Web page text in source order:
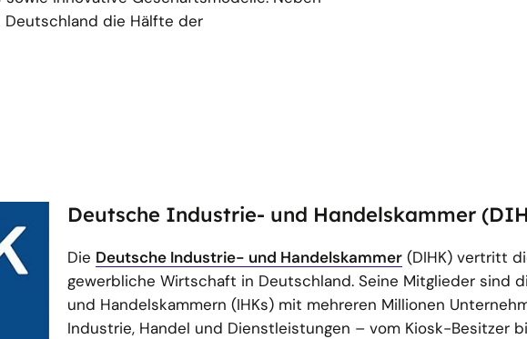
die Hälfte der
Deutsche Industrie- und Handelskammer
Die Deutsche Industrie- und Handelskammer (DIHK) vertritt
gewerbliche Wirtschaft in Deutschland. Seine Mitglieder sind
und Handelskammern (IHKs) mit mehreren Millionen
Industrie, Handel und Dienstleistungen – vom Kiosk-Besitzer